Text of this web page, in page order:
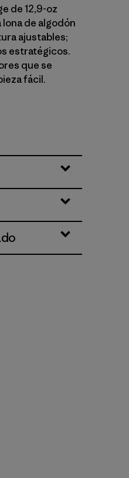
de 12,9-oz
de algodón
ajustables;
estratégicos.
que se
fácil.